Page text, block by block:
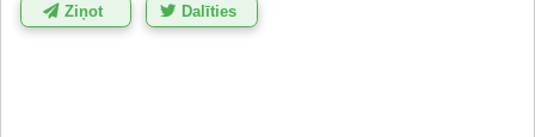
Ziņot Dalīties